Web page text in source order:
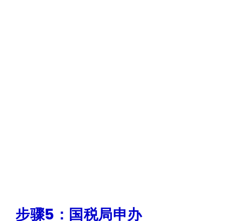
步骤5：国税局申办